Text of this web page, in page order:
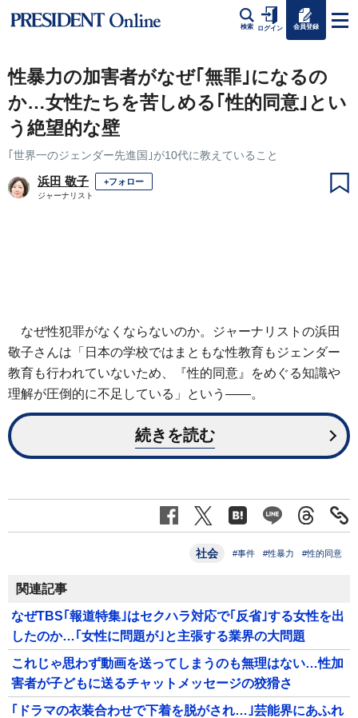
検索 ログイン 会員登録
性暴力の加害者がなぜ｢無罪｣になるの
か…女性たちを苦しめる｢性的同意｣とい
う絶望的な壁
｢世界一のジェンダー先進国｣が10代に教えていること
浜田 敬子 +フォロー
ジャーナリスト
なぜ性犯罪がなくならないのか。ジャーナリストの浜田
敬子さんは「日本の学校ではまともな性教育もジェンダー
教育も行われていないため、『性的同意』をめぐる知識や
理解が圧倒的に不足している」という――。
続きを読む
社会 #事件 #性暴力 #性的同意
関連記事
なぜTBS｢報道特集｣はセクハラ対応で｢反省｣する女性を出
したのか…｢女性に問題が｣と主張する業界の大問題
これじゃ思わず動画を送ってしまうのも無理はない…性加
害者が子どもに送るチャットメッセージの狡猾さ
｢ドラマの衣装合わせで下着を脱がされ…｣芸能界にあふれ